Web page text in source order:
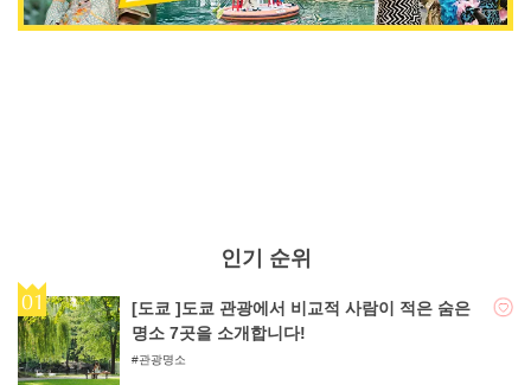
인기 순위
[도쿄 ]도쿄 관광에서 비교적 사람이 적은 숨은
명소 7곳을 소개합니다!
관광명소